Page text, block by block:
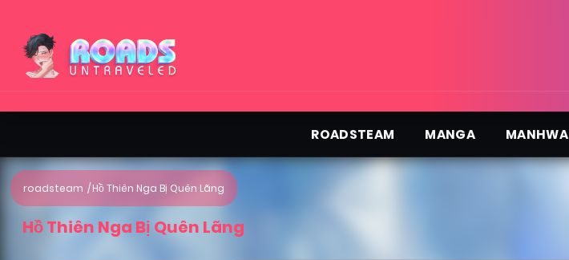
ROADSTEAM MANGA MANHWA
roadsteam Hồ Thiên Nga Bị Quên Lãng
Hồ Thiên Nga Bị Quên Lãng